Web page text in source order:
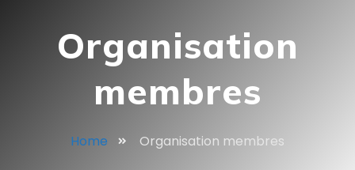
Organisation
membres
Home Organisation membres